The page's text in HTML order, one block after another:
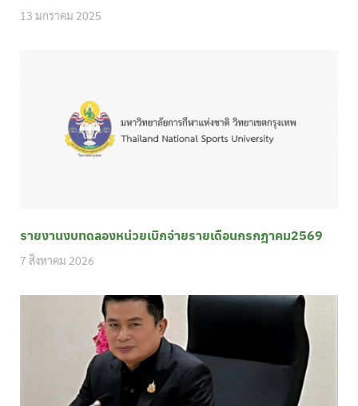
13 มกราคม 2025
รายงานงบทดลองหน่วยเบิกจ่ายรายเดือนกรกฎาคม2569
7 สิงหาคม 2026